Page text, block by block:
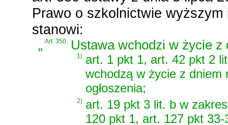
Prawo o szkolnictwie wyższym
stanowi:
„Art. 350. Ustawa wchodzi w życie
1) art. 1 pkt 1, art. 42 pkt 2
wchodzą w życie z dniem
ogłoszenia;
2) art. 19 pkt 3 lit. b w
120 pkt 1, art. 127 pkt